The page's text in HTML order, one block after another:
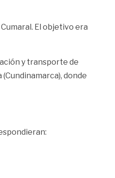
El objetivo era
y transporte de
donde